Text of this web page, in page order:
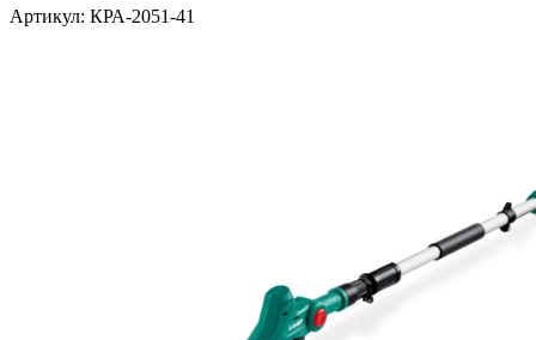
Артикул: КРА-2051-41